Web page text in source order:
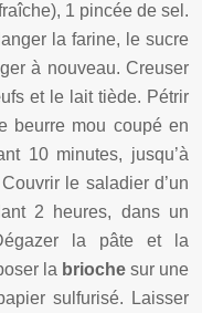
1 pincée de sel.
la farine, le sucre
à nouveau. Creuser
et le lait tiède. Pétrir
beurre mou coupé en
10 minutes, jusqu’à
le saladier d’un
2 heures, dans un
la pâte et la
la brioche sur une
sulfurisé. Laisser